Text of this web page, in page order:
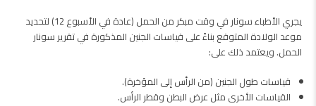
يجري الأطباء سونار في وقت مبكر من الحمل (عادة في الأسبوع 12) لتحديد
موعد الولادة المتوقع بناءً على قياسات الجنين المذكورة في تقرير سونار
الحمل. ويعتمد ذلك على:
قياسات طول الجنين (من الرأس إلى المؤخرة).
القياسات الأخرى مثل عرض البطن وقطر الرأس.